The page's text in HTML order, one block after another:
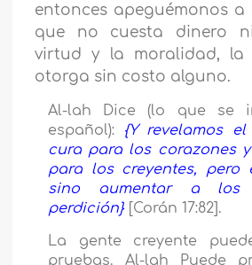
entonces apeguémonos a
que no cuesta dinero
virtud y la moralidad, la
otorga sin costo alguno.
Al-lah Dice (lo que se
español): {Y revelamos
cura para los corazones
para los creyentes, pero
sino aumentar a los
perdición}[Corán 17:82].
La gente creyente
pruebas. Al-lah Puede